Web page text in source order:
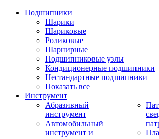
Подшипники
Шарики
Шариковые
Роликовые
Шарнирные
Подшипниковые узлы
Кондиционерные подшипники
Нестандартные подшипники
Показать все
Инструмент
Абразивный
инструмент
Автомобильный
инструмент и